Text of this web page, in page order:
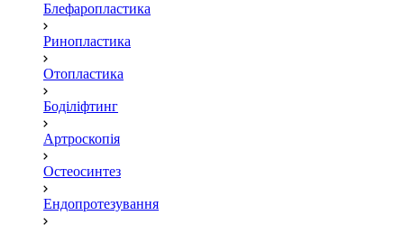
Блефаропластика
Ринопластика
Отопластика
Боділіфтинг
Артроскопія
Остеосинтез
Ендопротезування